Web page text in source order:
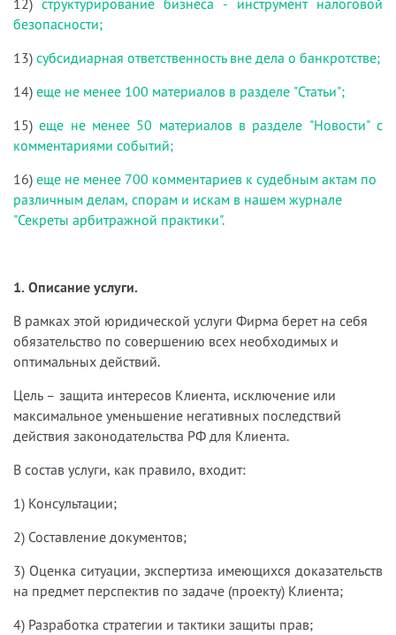
12) структурирование бизнеса - инструмент налоговой
безопасности;
13) субсидиарная ответственность вне дела о банкротстве;
14) еще не менее 100 материалов в разделе "Статьи";
15)еще не менее 50 материалов в разделе "Новости" с
комментариями событий;
16) еще не менее 700 комментариев к судебным актам по
различным делам, спорам и искам в нашем журнале
"Секреты арбитражной практики".
1. Описание услуги.
В рамках этой юридической услуги Фирма берет на себя
обязательство по совершению всех необходимых и
оптимальных действий.
Цель – защита интересов Клиента, исключение или
максимальное уменьшение негативных последствий
действия законодательства РФ для Клиента.
В состав услуги, как правило, входит:
1) Консультации;
2) Составление документов;
3) Оценка ситуации, экспертиза имеющихся доказательств
на предмет перспектив по задаче (проекту) Клиента;
4) Разработка стратегии и тактики защиты прав;